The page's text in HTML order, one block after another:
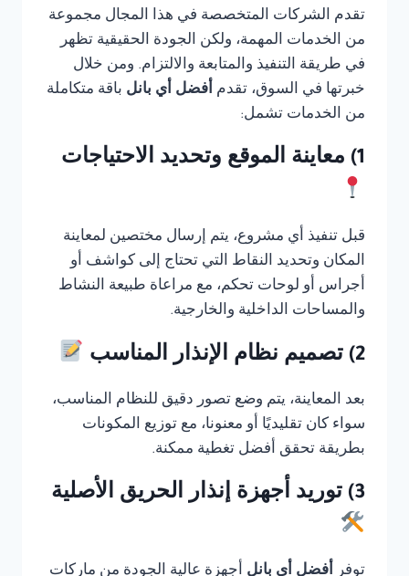
تقدم الشركات المتخصصة في هذا المجال مجموعة
من الخدمات المهمة، ولكن الجودة الحقيقية تظهر
في طريقة التنفيذ والمتابعة والالتزام. ومن خلال
خبرتها في السوق، تقدم أفضل أي بانل باقة متكاملة
من الخدمات تشمل:
1) معاينة الموقع وتحديد الاحتياجات
قبل تنفيذ أي مشروع، يتم إرسال مختصين لمعاينة
المكان وتحديد النقاط التي تحتاج إلى كواشف أو
أجراس أو لوحات تحكم، مع مراعاة طبيعة النشاط
والمساحات الداخلية والخارجية.
2) تصميم نظام الإنذار المناسب
بعد المعاينة، يتم وضع تصور دقيق للنظام المناسب،
سواء كان تقليديًا أو معنونا، مع توزيع المكونات
بطريقة تحقق أفضل تغطية ممكنة.
3) توريد أجهزة إنذار الحريق الأصلية
توفر أفضل أي بانل أجهزة عالية الجودة من ماركات